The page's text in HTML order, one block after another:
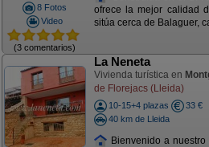
8 Fotos
Video
(3 comentarios)
ofrece la mejor calidad
sitúa cerca de Balaguer,
La Neneta
Vivienda turística en
de Florejacs (Lleida)
10-15+4 plazas
33 €
40 km de Lleida
Bienvenido a